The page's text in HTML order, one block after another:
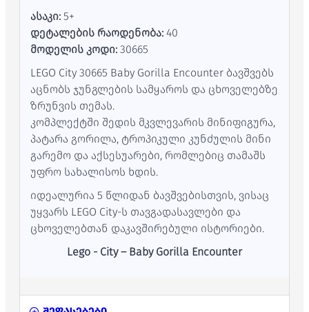
ასაკი: 5+
დეტალების რაოდენობა: 40
მოდელის კოდი: 30665
LEGO City 30665 Baby Gorilla Encounter ბავშვებს
აცნობს ჯუნგლების სამყაროს და ცხოველებზე
ზრუნვის თემას.
კომპლექტში შედის მკვლევარის მინიფიგურა,
პატარა გორილა, ტროპიკული კუნძულის მინი
გარემო და აქსესუარები, რომლებიც თამაშს
უფრო სახალისოს ხდის.
იდეალურია 5 წლიდან ბავშვებისთვის, ვისაც
უყვარს LEGO City-ს თავგადასავლები და
ცხოველებთან დაკავშირებული ისტორიები.
Lego - City – Baby Gorilla Encounter